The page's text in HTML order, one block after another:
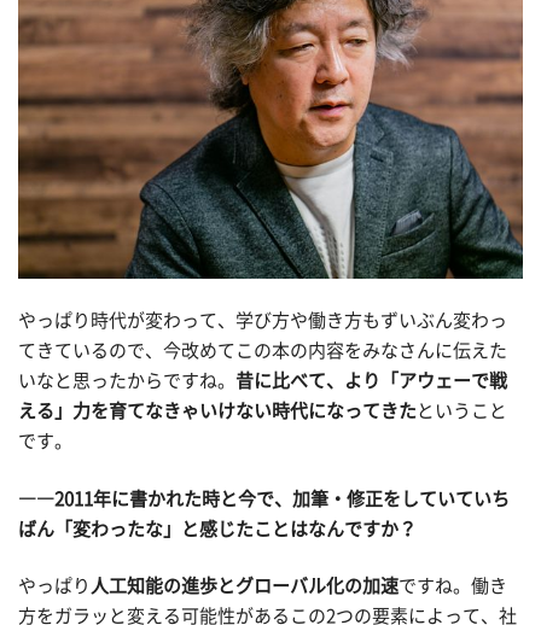
やっぱり時代が変わって、学び方や働き方もずいぶん変わっ
てきているので、今改めてこの本の内容をみなさんに伝えた
いなと思ったからですね。 昔に比べて、より「アウェーで戦
える」力を育てなきゃいけない時代になってきた ということ
です。
――2011年に書かれた時と今で、加筆・修正をしていていち
ばん「変わったな」と感じたことはなんですか？
やっぱり 人工知能の進歩とグローバル化の加速ですね。働き
方をガラッと変える可能性があるこの2つの要素によって、社